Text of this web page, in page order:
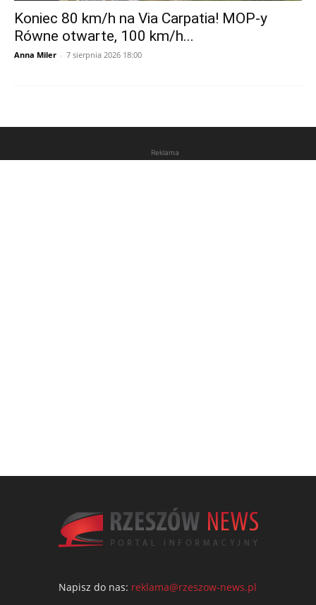
Koniec 80 km/h na Via Carpatia! MOP-y
Równe otwarte, 100 km/h...
Anna Miler - 7 sierpnia 2026 18:00
Reklama
Napisz do nas: reklama@rzeszow-news.pl